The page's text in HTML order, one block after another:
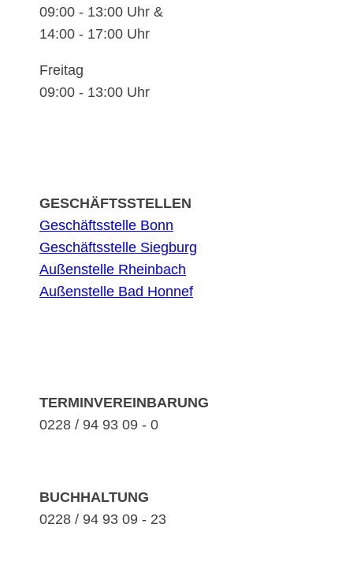
09:00 - 13:00 Uhr &
14:00 - 17:00 Uhr
Freitag
09:00 - 13:00 Uhr
GESCHÄFTSSTELLEN
Geschäftsstelle Bonn
Geschäftsstelle Siegburg
Außenstelle Rheinbach
Außenstelle Bad Honnef
TERMINVEREINBARUNG
0228 / 94 93 09 - 0
BUCHHALTUNG
0228 / 94 93 09 - 23